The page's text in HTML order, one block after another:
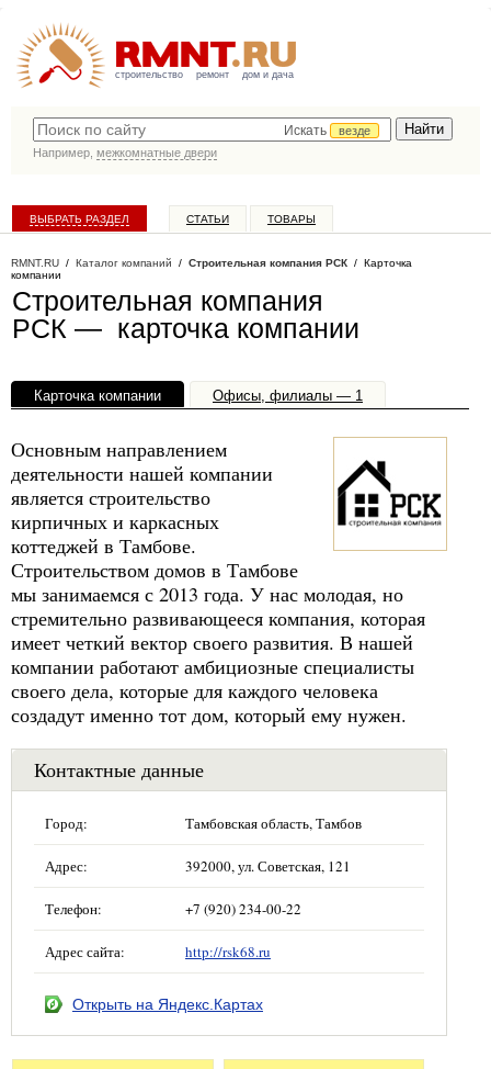
строительство ремонт дом и дача
Искать
везде
Например, межкомнатные двери
ВЫБРАТЬ РАЗДЕЛ СТАТЬИ ТОВАРЫ
RMNT.RU / Каталог компаний / Строительная компания РСК / Карточка
компании
Строительная компания
РСК — карточка компании
Карточка компании Офисы, филиалы — 1
Основным направлением
деятельности нашей компании
является строительство
кирпичных и каркасных
коттеджей в Тамбове.
Строительством домов в Тамбове
мы занимаемся с 2013 года. У нас молодая, но
стремительно развивающееся компания, которая
имеет четкий вектор своего развития. В нашей
компании работают амбициозные специалисты
своего дела, которые для каждого человека
создадут именно тот дом, который ему нужен.
Контактные данные
Город: Тамбовская область, Тамбов
Адрес: 392000, ул. Советская, 121
Телефон: +7 (920) 234-00-22
Адрес сайта: http://rsk68.ru
Открыть на Яндекс.Картах